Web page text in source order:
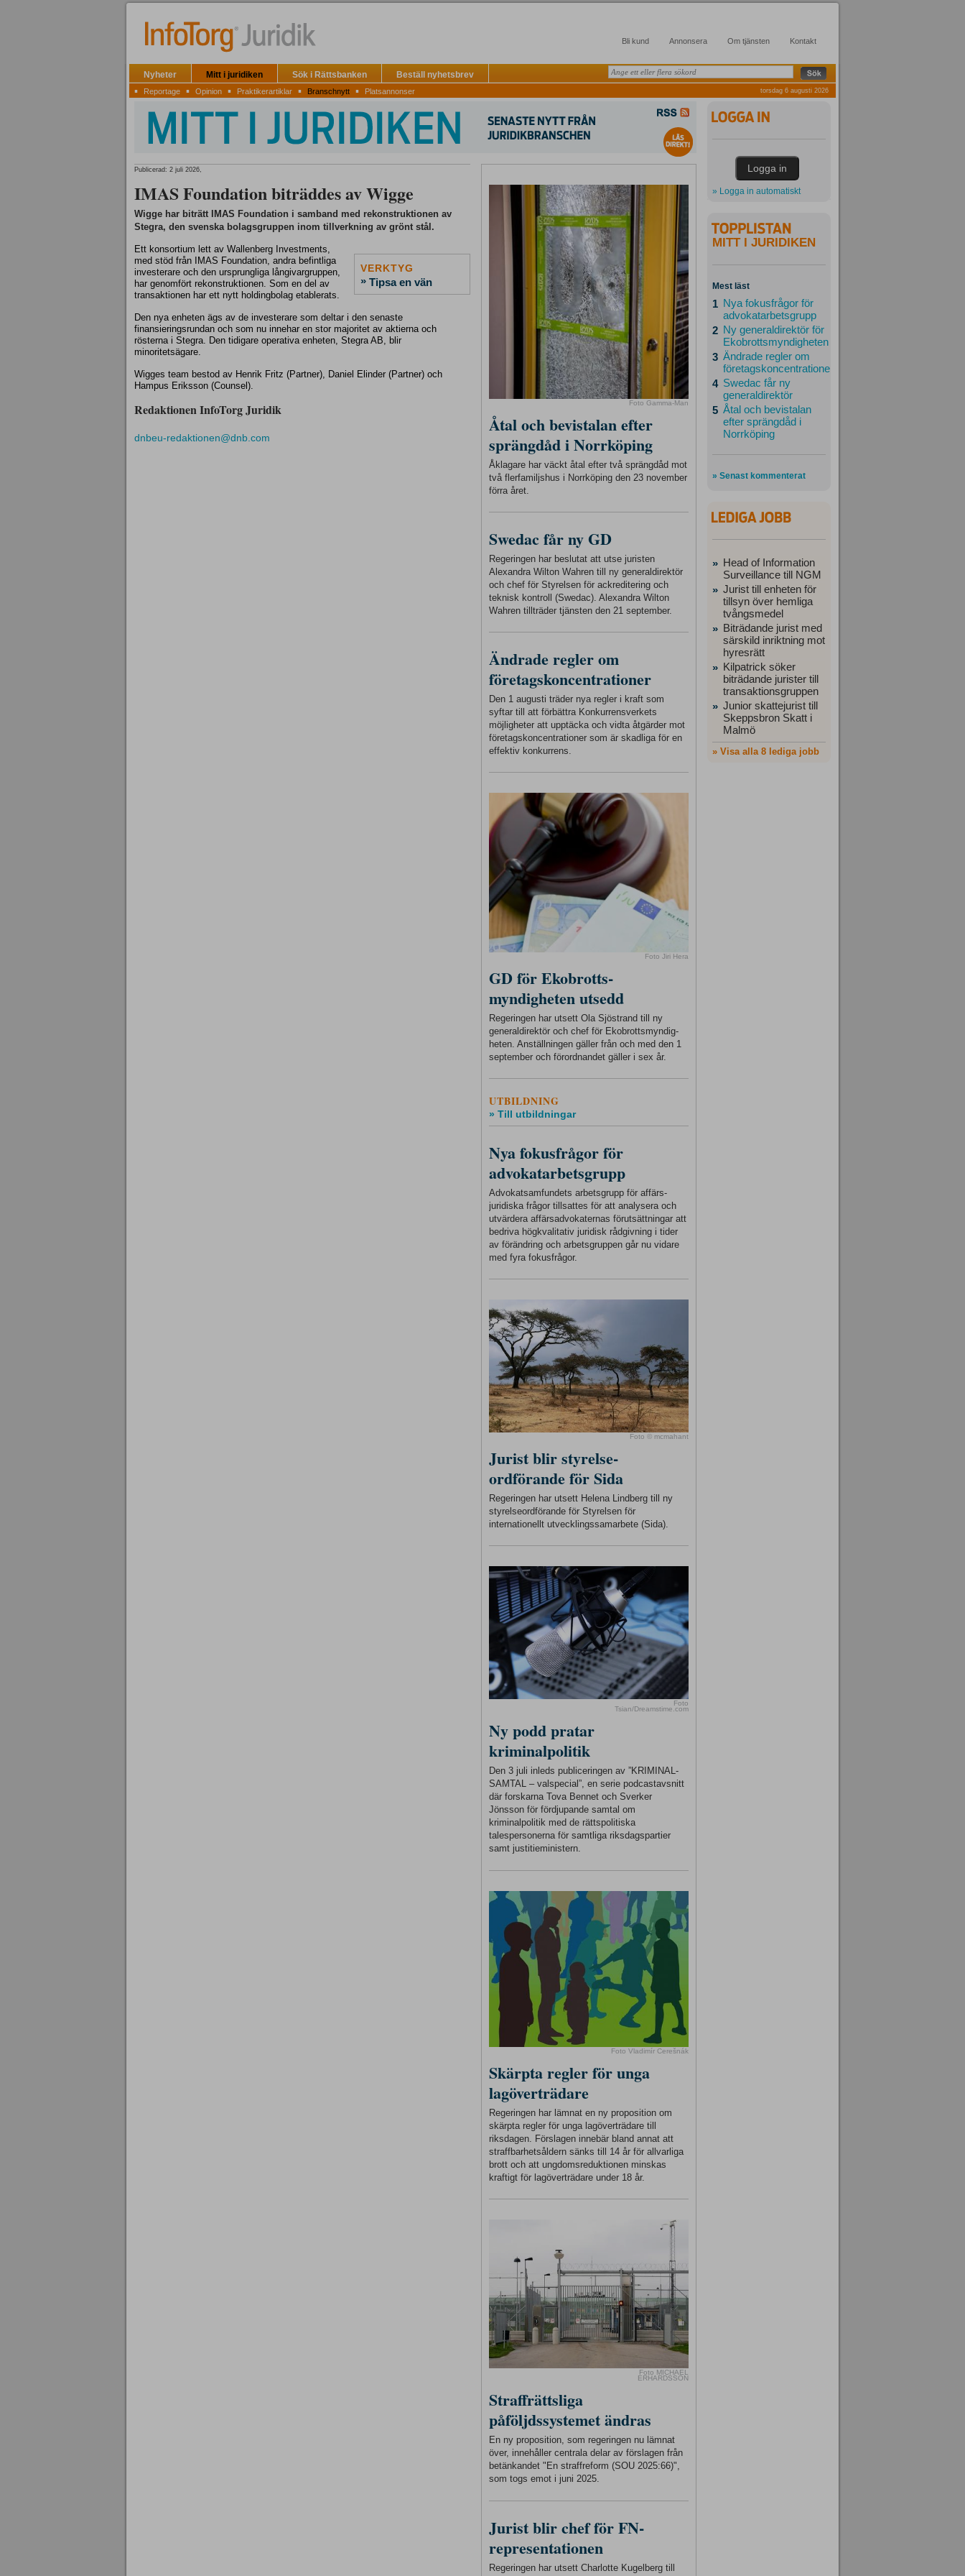
Bli kund Annonsera Om tjänsten Kontakt
Nyheter Mitt i juridiken Sök i Rättsbanken Beställ nyhetsbrev
▪ Reportage ▪ Opinion ▪ Praktikerartiklar ▪ Branschnytt ▪ Platsannonser torsdag 6 augusti 2026
Publicerad: 2 juli 2026,
IMAS Foundation biträddes av Wigge
Wigge har biträtt IMAS Foundation i samband med rekonstruktionen av
Stegra, den svenska bolagsgruppen inom tillverkning av grönt stål.
VERKTYG
» Tipsa en vän
Ett konsortium lett av Wallenberg Investments,
med stöd från IMAS Foundation, andra befintliga
investerare och den ursprungliga långivargruppen,
har genomfört rekonstruktionen. Som en del av
transaktionen har ett nytt holdingbolag etablerats.
Den nya enheten ägs av de investerare som deltar i den senaste
finansieringsrundan och som nu innehar en stor majoritet av aktierna och
rösterna i Stegra. Den tidigare operativa enheten, Stegra AB, blir
minoritetsägare.
Wigges team bestod av Henrik Fritz (Partner), Daniel Elinder (Partner) och
Hampus Eriksson (Counsel).
Redaktionen InfoTorg Juridik
dnbeu-redaktionen@dnb.com
Foto Gamma-Man
Åtal och bevistalan efter
sprängdåd i Norrköping
Åklagare har väckt åtal efter två sprängdåd mot
två flerfamiljshus i Norrköping den 23 november
förra året.
Swedac får ny GD
Regeringen har beslutat att utse juristen
Alexandra Wilton Wahren till ny generaldirektör
och chef för Styrelsen för ackreditering och
teknisk kontroll (Swedac). Alexandra Wilton
Wahren tillträder tjänsten den 21 september.
Ändrade regler om
företagskoncentrationer
Den 1 augusti träder nya regler i kraft som
syftar till att förbättra Konkurrensverkets
möjligheter att upptäcka och vidta åtgärder mot
företagskoncentrationer som är skadliga för en
effektiv konkurrens.
Foto Jiri Hera
GD för Ekobrotts-
myndigheten utsedd
Regeringen har utsett Ola Sjöstrand till ny
generaldirektör och chef för Ekobrottsmyndig-
heten. Anställningen gäller från och med den 1
september och förordnandet gäller i sex år.
UTBILDNING
» Till utbildningar
Nya fokusfrågor för
advokatarbetsgrupp
Advokatsamfundets arbetsgrupp för affärs-
juridiska frågor tillsattes för att analysera och
utvärdera affärsadvokaternas förutsättningar att
bedriva högkvalitativ juridisk rådgivning i tider
av förändring och arbetsgruppen går nu vidare
med fyra fokusfrågor.
Foto © mcmahant
Jurist blir styrelse-
ordförande för Sida
Regeringen har utsett Helena Lindberg till ny
styrelseordförande för Styrelsen för
internationellt utvecklingssamarbete (Sida).
Foto
Tsian/Dreamstime.com
Ny podd pratar
kriminalpolitik
Den 3 juli inleds publiceringen av ”KRIMINAL-
SAMTAL – valspecial”, en serie podcastavsnitt
där forskarna Tova Bennet och Sverker
Jönsson för fördjupande samtal om
kriminalpolitik med de rättspolitiska
talespersonerna för samtliga riksdagspartier
samt justitieministern.
Foto Vladimír Cerešnák
Skärpta regler för unga
lagöverträdare
Regeringen har lämnat en ny proposition om
skärpta regler för unga lagöverträdare till
riksdagen. Förslagen innebär bland annat att
straffbarhetsåldern sänks till 14 år för allvarliga
brott och att ungdomsreduktionen minskas
kraftigt för lagöverträdare under 18 år.
Foto MICHAEL
ERHARDSSON
Straffrättsliga
påföljdssystemet ändras
En ny proposition, som regeringen nu lämnat
över, innehåller centrala delar av förslagen från
betänkandet "En straffreform (SOU 2025:66)",
som togs emot i juni 2025.
Jurist blir chef för FN-
representationen
Regeringen har utsett Charlotte Kugelberg till
» Logga in automatiskt
MITT I JURIDIKEN
Mest läst
1 Nya fokusfrågor för
advokatarbetsgrupp
2 Ny generaldirektör för
Ekobrottsmyndigheten
3 Ändrade regler om
företagskoncentrationer
4 Swedac får ny
generaldirektör
5 Åtal och bevistalan
efter sprängdåd i
Norrköping
» Senast kommenterat
» Head of Information
Surveillance till NGM
» Jurist till enheten för
tillsyn över hemliga
tvångsmedel
» Biträdande jurist med
särskild inriktning mot
hyresrätt
» Kilpatrick söker
biträdande jurister till
transaktionsgruppen
» Junior skattejurist till
Skeppsbron Skatt i
Malmö
» Visa alla 8 lediga jobb